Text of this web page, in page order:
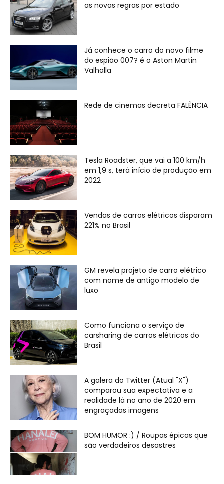
as novas regras por estado
Já conhece o carro do novo filme
do espião 007? é o Aston Martin
Valhalla
Rede de cinemas decreta FALÊNCIA
Tesla Roadster, que vai a 100 km/h
em 1,9 s, terá início de produção em
2022
Vendas de carros elétricos disparam
221% no Brasil
GM revela projeto de carro elétrico
com nome de antigo modelo de
luxo
Como funciona o serviço de
carsharing de carros elétricos do
Brasil
A galera do Twitter (Atual "X")
comparou sua expectativa e a
realidade lá no ano de 2020 em
engraçadas imagens
BOM HUMOR :) / Roupas épicas que
são verdadeiros desastres